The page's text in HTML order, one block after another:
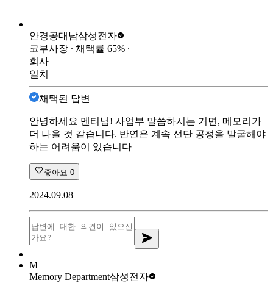
안경공대남삼성전자
코부사장 ∙ 채택률 65% ∙
회사
일치
채택된 답변
안녕하세요 멘티님! 사업부 말씀하시는 거면, 메모리가
더 나을 것 같습니다. 반연은 계속 선단 공정을 발굴해야
하는 어려움이 있습니다
좋아요 0
2024.09.08
M
Memory Department삼성전자